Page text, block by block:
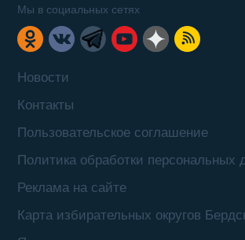
Новости
Контакты
Пользовательское соглашение
Политика обработки персональных
Реклама на сайте
Карта избирательных округов
Мы в социальных сетях